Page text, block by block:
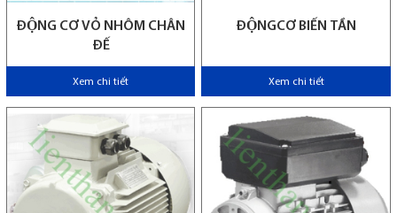
ĐỘNG CƠ VỎ NHÔM CHÂN
ĐẾ
Xem chi tiết
ĐỘNGCƠ BIẾN TẦN
Xem chi tiết